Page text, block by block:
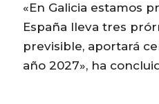
«En Galicia estamos
España lleva tres
previsible, aportará
año 2027», ha